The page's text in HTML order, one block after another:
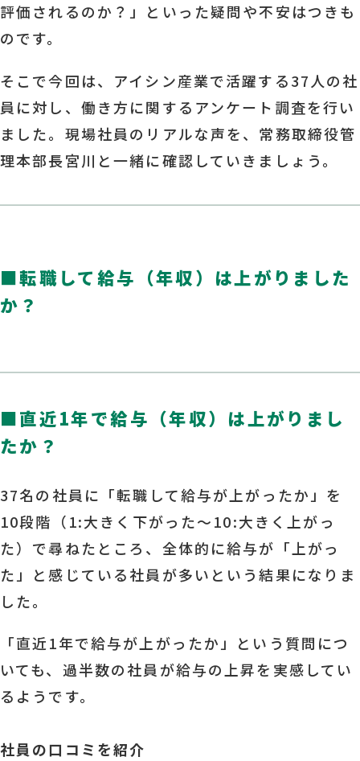
評価されるのか？」といった疑問や不安はつきも
のです。
そこで今回は、アイシン産業で活躍する37人の社
員に対し、働き方に関するアンケート調査を行い
ました。現場社員のリアルな声を、常務取締役管
理本部長宮川と一緒に確認していきましょう。
■転職して給与（年収）は上がりました
か？
■直近1年で給与（年収）は上がりまし
たか？
37名の社員に「転職して給与が上がったか」を
10段階（1:大きく下がった～10:大きく上がっ
た）で尋ねたところ、全体的に給与が「上がっ
た」と感じている社員が多いという結果になりま
した。
「直近1年で給与が上がったか」という質問につ
いても、過半数の社員が給与の上昇を実感してい
るようです。
社員の口コミを紹介